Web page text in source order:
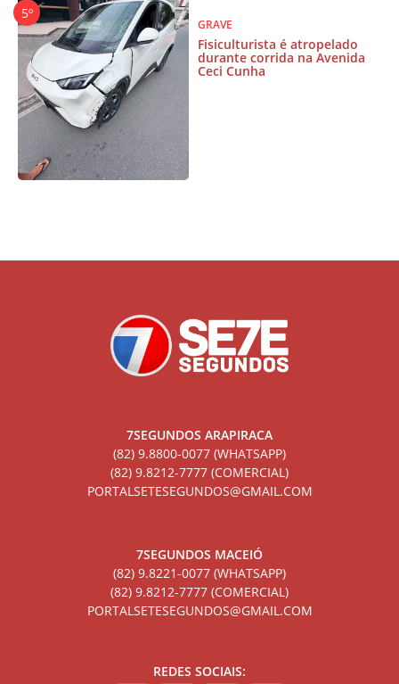
GRAVE
Fisiculturista é atropelado
durante corrida na Avenida
Ceci Cunha
7SEGUNDOS ARAPIRACA
(82) 9.8800-0077 (WHATSAPP)
(82) 9.8212-7777 (COMERCIAL)
PORTALSETESEGUNDOS@GMAIL.COM
7SEGUNDOS MACEIÓ
(82) 9.8221-0077 (WHATSAPP)
(82) 9.8212-7777 (COMERCIAL)
PORTALSETESEGUNDOS@GMAIL.COM
REDES SOCIAIS: